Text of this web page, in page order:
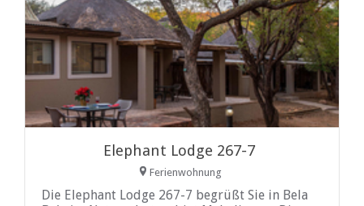
Elephant Lodge 267-7
Ferienwohnung
Die Elephant Lodge 267-7 begrüßt Sie in Bela